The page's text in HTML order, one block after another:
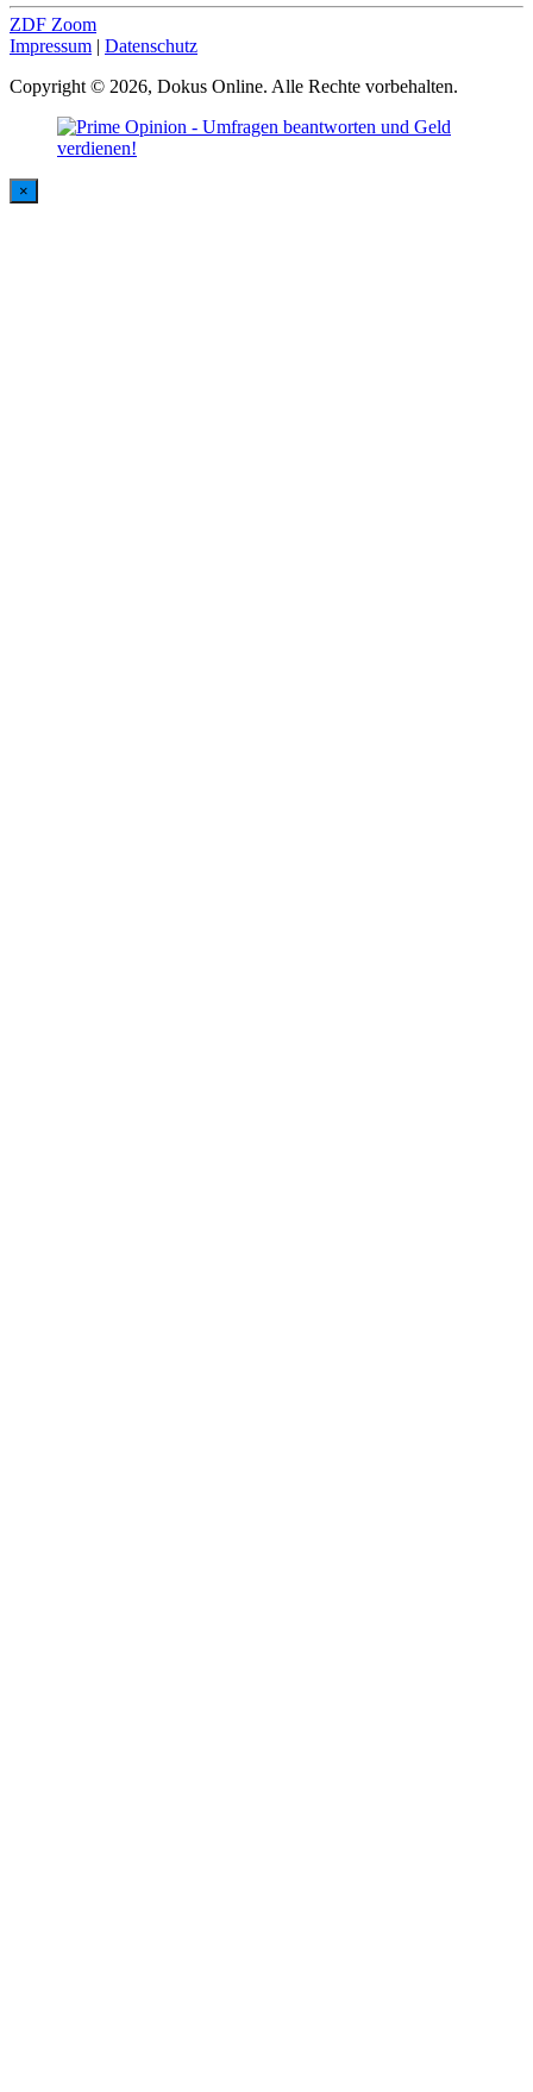
ZDF Zoom
Impressum | Datenschutz
Copyright © 2026, Dokus Online. Alle Rechte vorbehalten.
×